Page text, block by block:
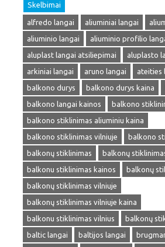
Skelbimai
alfredo langai aliuminiai langai
aliuminio langai
aliuminio profilio
aluplast langai atsiliepimai
aluplasto
arkiniai langai
aruno langai
ateities
balkono durys
balkono durys kaina
balkono langai kainos
balkono
balkono stiklinimas aliuminiu kaina
balkono stiklinimas vilniuje
balkono
balkonų stiklinimas
balkonų
balkonu stiklinimas kainos
balkonų
balkonų stiklinimas vilniuje
balkonų stiklinimas vilniuje kaina
balkonu stiklinimas vilnius
balkonų
baltic langai
baltijos langai